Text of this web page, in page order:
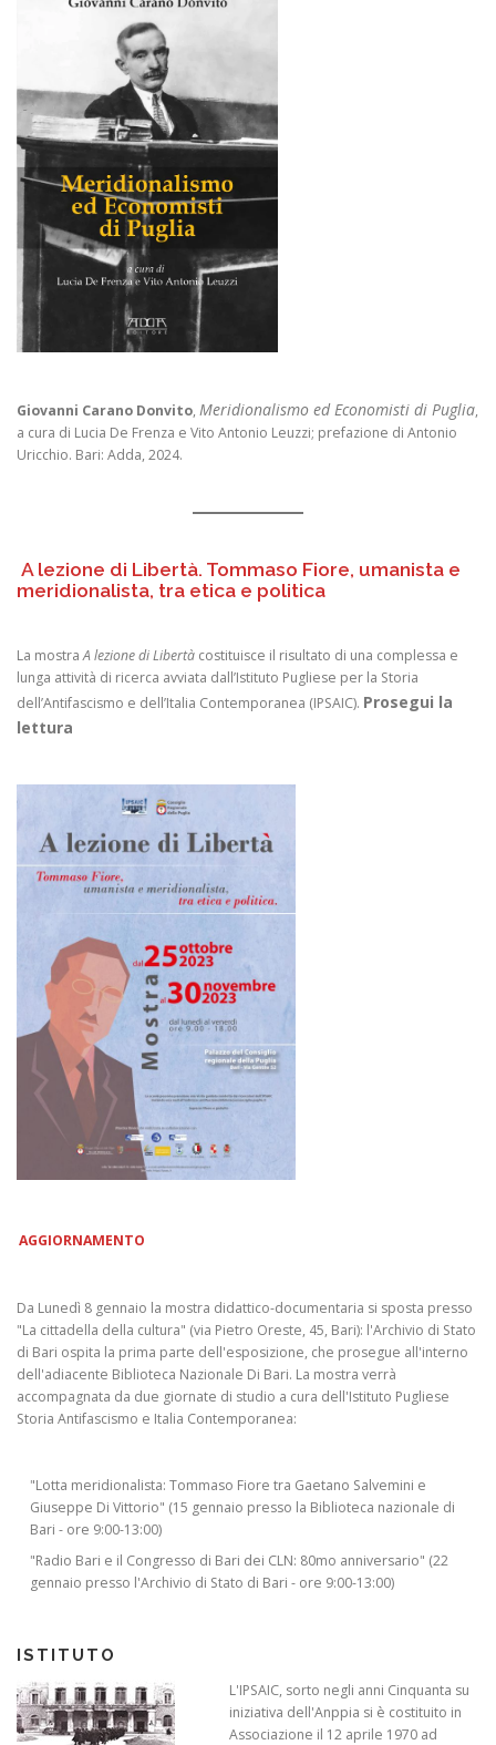
Giovanni Carano Donvito, Meridionalismo ed Economisti di Puglia,
a cura di Lucia De Frenza e Vito Antonio Leuzzi; prefazione di Antonio
Uricchio. Bari: Adda, 2024.
A lezione di Libertà. Tommaso Fiore, umanista e
meridionalista, tra etica e politica
La mostraA lezione di Libertà costituisce il risultato di una complessa e
lunga attività di ricerca avviata dall’Istituto Pugliese per la Storia
dell’Antifascismo e dell’Italia Contemporanea (IPSAIC). Prosegui la
lettura
AGGIORNAMENTO
Da Lunedì 8 gennaio la mostra didattico-documentaria si sposta presso
"La cittadella della cultura" (via Pietro Oreste, 45, Bari): l'Archivio di Stato
di Bari ospita la prima parte dell'esposizione, che prosegue all'interno
dell'adiacente Biblioteca Nazionale Di Bari. La mostra verrà
accompagnata da due giornate di studio a cura dell'Istituto Pugliese
Storia Antifascismo e Italia Contemporanea:
"Lotta meridionalista: Tommaso Fiore tra Gaetano Salvemini e
Giuseppe Di Vittorio" (15 gennaio presso la Biblioteca nazionale di
Bari - ore 9:00-13:00)
"Radio Bari e il Congresso di Bari dei CLN: 80mo anniversario" (22
gennaio presso l'Archivio di Stato di Bari - ore 9:00-13:00)
ISTITUTO
L'IPSAIC, sorto negli anni Cinquanta su
iniziativa dell'Anppia si è costituito in
Associazione il 12 aprile 1970 ad